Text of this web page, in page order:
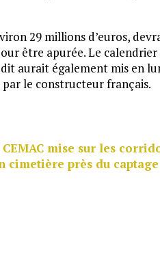
29 millions d’euros,
être apurée. Le calendrier
aurait également mis en
le constructeur français.
mise sur les
cimetière près du captage